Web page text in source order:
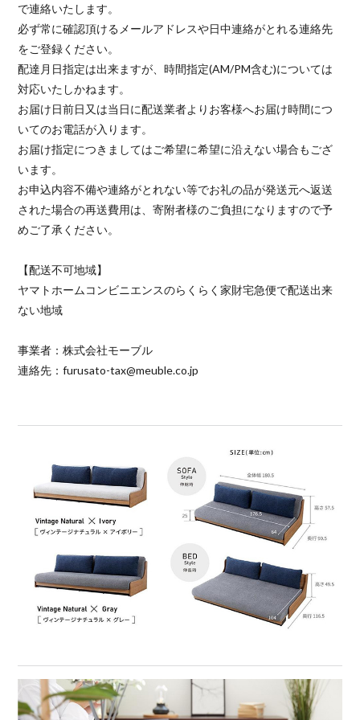
で連絡いたします。
必ず常に確認頂けるメールアドレスや日中連絡がとれる連絡先
をご登録ください。
配達月日指定は出来ますが、時間指定(AM/PM含む)については
対応いたしかねます。
お届け日前日又は当日に配送業者よりお客様へお届け時間につ
いてのお電話が入ります。
お届け指定につきましてはご希望に希望に沿えない場合もござ
います。
お申込内容不備や連絡がとれない等でお礼の品が発送元へ返送
された場合の再送費用は、寄附者様のご負担になりますので予
めご了承ください。
【配送不可地域】
ヤマトホームコンビニエンスのらくらく家財宅急便で配送出来
ない地域
事業者：株式会社モーブル
連絡先：furusato-tax@meuble.co.jp